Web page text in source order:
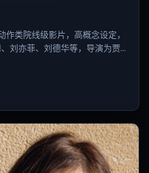
类院线级影片，高概念设定，
刘亦菲、刘德华等，导演为贾